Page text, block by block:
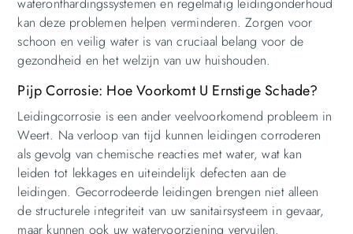
wateronthardingssystemen en regelmatig leidingonderhoud
kan deze problemen helpen verminderen. Zorgen voor
schoon en veilig water is van cruciaal belang voor de
gezondheid en het welzijn van uw huishouden.
Pijp Corrosie: Hoe Voorkomt U Ernstige Schade?
Leidingcorrosie is een ander veelvoorkomend probleem in
Weert. Na verloop van tijd kunnen leidingen corroderen
als gevolg van chemische reacties met water, wat kan
leiden tot lekkages en uiteindelijk defecten aan de
leidingen. Gecorrodeerde leidingen brengen niet alleen
de structurele integriteit van uw sanitairsysteem in gevaar,
maar kunnen ook uw watervoorziening vervuilen.